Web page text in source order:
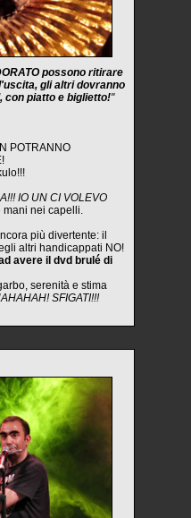
possono ritirare
gli altri dovranno
con piatto e biglietto!"
POTRANNO
IO UN CI VOLEVO
nei capelli.
più divertente: il
altri handicappati NO!
avere il dvd brulé di
serenità e stima
SFIGATI!!!